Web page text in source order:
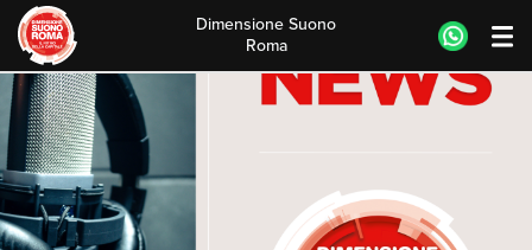
Skip
to
content
Dimensione Suono
Roma